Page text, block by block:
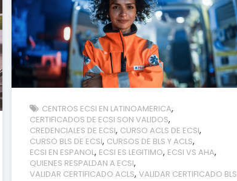
CENTROS ECSI EN LATINOAMERICA
CERTIFICADOS DE ECSI SON VALIDOS
CREDENCIALES DE ECSI CURSO ACLS DE ECSI
CURSO BLS DE ECSI CURSOS DE BLS Y ACLS
ECSI EN ESPANOL ECSI ES LEGITIMO ECSI VS AHA
QUIENES RESPALDAN A ECSI
VALIDAR CERTIFICADO ACLS VALIDAR CERTIFICADO BLS